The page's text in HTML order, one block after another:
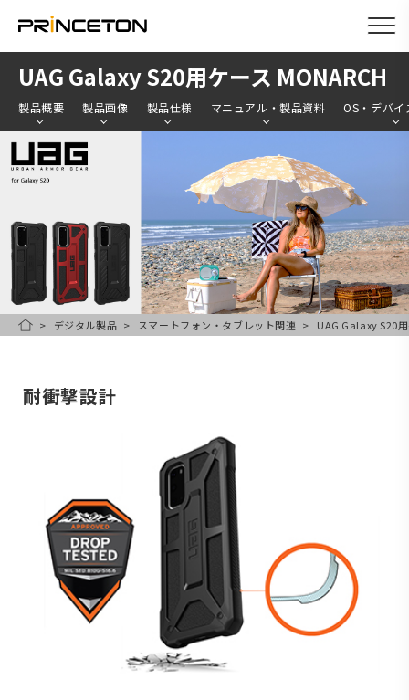
コ
ン
ン
ツ
移
UAG Galaxy S20用ケース MONARCH
製品概要 製品画像 製品仕様 マニュアル・製品資料 OS・デバイ
HOMEデジタル製品 スマートフォン・タブレット関連 UAG Galaxy S20
耐衝撃設計